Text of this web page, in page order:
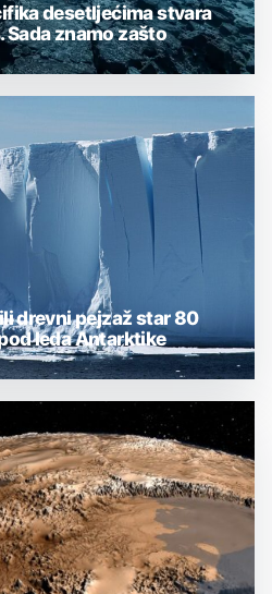
desetljećima stvara
znamo zašto
drevni pejzaž star 80
leda Antarktike